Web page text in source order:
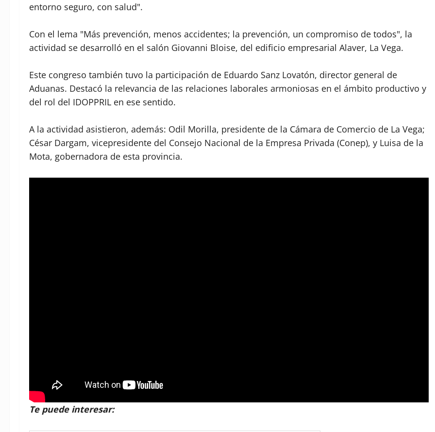
entorno seguro, con salud".⁣
Con el lema "Más prevención, menos accidentes; la prevención, un compromiso de todos", la
actividad se desarrolló en el salón Giovanni Bloise, del edificio empresarial Alaver, La Vega.⁣
Este congreso también tuvo la participación de Eduardo Sanz Lovatón, director general de
Aduanas. Destacó la relevancia de las relaciones laborales armoniosas en el ámbito productivo y
del rol del IDOPPRIL en ese sentido. ⁣
A la actividad asistieron, además: Odil Morilla, presidente de la Cámara de Comercio de La Vega;
César Dargam, vicepresidente del Consejo Nacional de la Empresa Privada (Conep), y Luisa de la
Mota, gobernadora de esta provincia.⁣
Te puede interesar: